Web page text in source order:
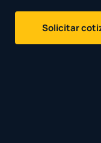
Solicitar